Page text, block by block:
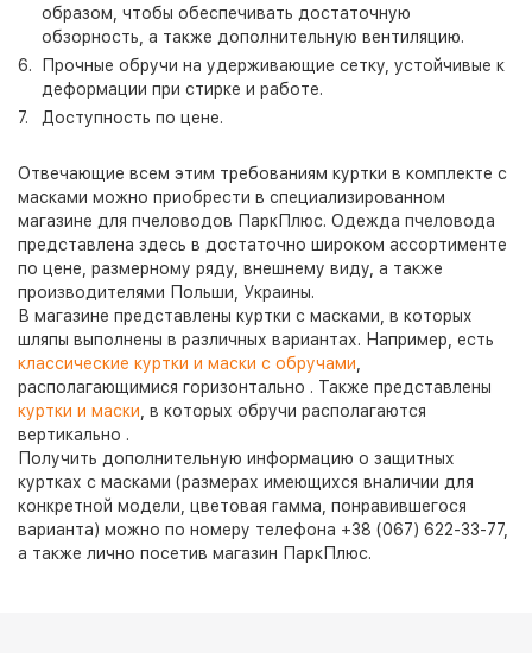
образом, чтобы обеспечивать достаточную
обзорность, а также дополнительную вентиляцию.
Прочные обручи на удерживающие сетку, устойчивые к
деформации при стирке и работе.
Доступность по цене.
Отвечающие всем этим требованиям куртки в комплекте с
масками можно приобрести в специализированном
магазине для пчеловодов ПаркПлюс. Одежда пчеловода
представлена здесь в достаточно широком ассортименте
по цене, размерному ряду, внешнему виду, а также
производителями Польши, Украины.
В магазине представлены куртки с масками, в которых
шляпы выполнены в различных вариантах. Например, есть
классические куртки и маски с обручами
располагающимися горизонтально . Также представлены
куртки и маски , в которых обручи располагаются
вертикально .
Получить дополнительную информацию о защитных
куртках с масками (размерах имеющихся вналичии для
конкретной модели, цветовая гамма, понравившегося
варианта) можно по номеру телефона +38 (067) 622-33-77,
а также лично посетив магазин ПаркПлюс.